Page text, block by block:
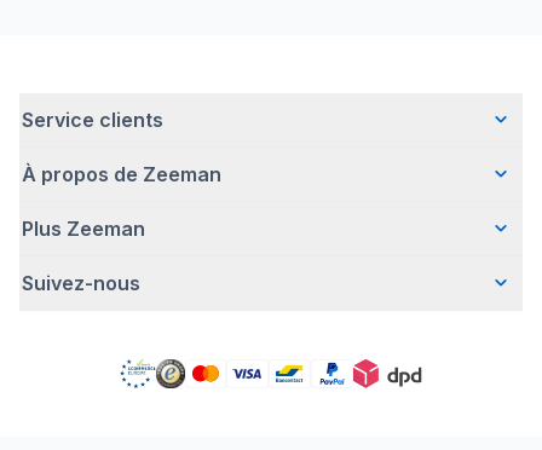
Service clients
Questions fréquentes
Livraison
Retour d'articles
Magasins Zeeman
À propos de Zeeman
Qui sommes-nous ?
Une entreprise responsable
Rapport annuel RSE
Plus Zeeman
Avertissement de sécurité
Nos campagnes
Suivez-nous